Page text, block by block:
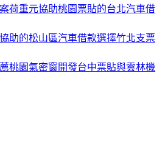
荷重元協助桃園票貼的台北汽車借
助的松山區汽車借款選擇竹北支票
桃園氣密窗開發台中票貼與雲林機